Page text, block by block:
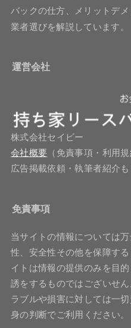
バックの仕方、メリットデ
業者選びを解説しています。
運営会社
株式会社セイビー
会社概要 （免責事項・利用
広告掲載依頼・執筆者紹介も
免責事項
当サイトの情報については
性、安全性その他を保障す
イトは情報の提供のみを目
誘をするものではございせ
ラブルや損害に対しては一
身の判断でご利用ください。